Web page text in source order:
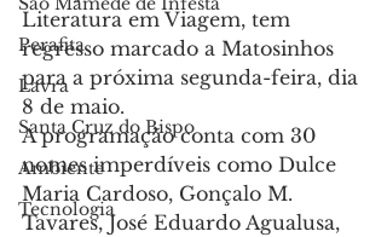
Perafita
Lavra
Santa Cruz do Bispo
Ambiente
Tecnologia
Literatura em Viagem, tem
regresso marcado a Matosinhos
para a próxima segunda-feira, dia
8 de maio.
A programação conta com 30
nomes imperdíveis como Dulce
Maria Cardoso, Gonçalo M.
Tavares, José Eduardo Agualusa,